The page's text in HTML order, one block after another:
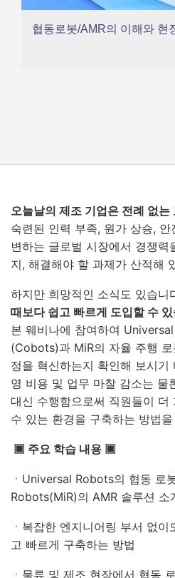
협동로봇/AMR의 이해와 현
오늘날의 제조 기업은 전례 없
숙련된 인력 부족, 원가 상승,
변하는 글로벌 시장에서 경쟁
지, 해결해야 할 과제가 산적해
하지만 희망적인 소식도 있습니
때보다 쉽고 빠르게 도입할 수
본 웨비나에 참여하여
(Cobots)과 MiR의 자율 주행
정을 혁신하는지 확인해 보시기
영 비용 및 업무 마찰 감소는 물
대신 수행함으로써 직원들이 더
수 있는 환경을 구축하는 방법
▣ 주요 학습 내용 ▣
ㆍUniversal Robots의 협동 로
Robots(MiR)의 AMR 솔루션 소
ㆍ복잡한 엔지니어링 부서 없
고 빠르게 구축하는 방법
ㆍ물류 및 제조 현장에서 협동